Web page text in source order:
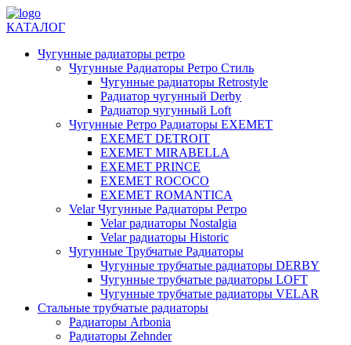
КАТАЛОГ
Чугунные радиаторы ретро
Чугунные Радиаторы Ретро Стиль
Чугунные радиаторы Retrostyle
Радиатор чугунный Derby
Радиатор чугунный Loft
Чугунные Ретро Радиаторы EXEMET
EXEMET DETROIT
EXEMET MIRABELLA
EXEMET PRINCE
EXEMET ROCOCO
EXEMET ROMANTICA
Velar Чугунные Радиаторы Ретро
Velar радиаторы Nostalgia
Velar радиаторы Historic
Чугунные Трубчатые Радиаторы
Чугунные трубчатые радиаторы DERBY
Чугунные трубчатые радиаторы LOFT
Чугунные трубчатые радиаторы VELAR
Стальные трубчатые радиаторы
Радиаторы Arbonia
Радиаторы Zehnder